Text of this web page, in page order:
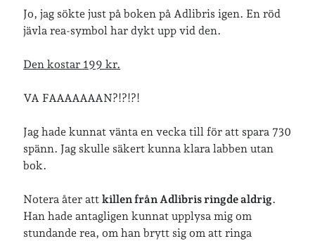
barn barnkläder bibliotekslån
födelsedag geocaching Göteborg
hemmet
jobb lopp läsning löpning
musik månadsbild nobelpristagare
Jo, jag sökte just på boken på Adlibris igen. En röd
jävla rea-symbol har dykt upp vid den.
Den kostar 199 kr.
VA FAAAAAAAN?!?!?!
Jag hade kunnat vänta en vecka till för att spara 730
spänn. Jag skulle säkert kunna klara labben utan
bok.
Notera åter attkillen från Adlibris ringde aldrig.
Han hade antagligen kunnat upplysa mig om
stundande rea, om han brytt sig om att ringa